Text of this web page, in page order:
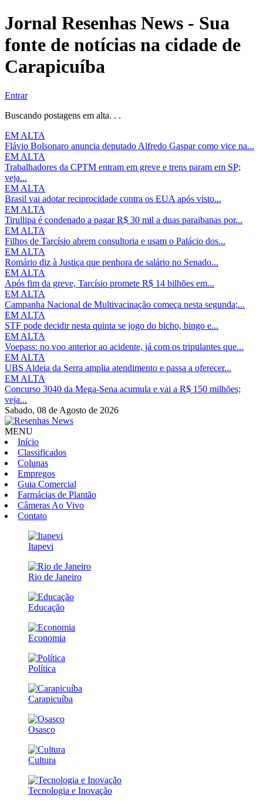
Jornal Resenhas News - Sua
fonte de notícias na cidade de
Carapicuíba
Entrar
Buscando postagens em alta. . .
EM ALTA
Flávio Bolsonaro anuncia deputado Alfredo Gaspar como vice na...
EM ALTA
Trabalhadores da CPTM entram em greve e trens param em SP;
veja...
EM ALTA
Brasil vai adotar reciprocidade contra os EUA após visto...
EM ALTA
Tirullipa é condenado a pagar R$ 30 mil a duas paraibanas por...
EM ALTA
Filhos de Tarcísio abrem consultoria e usam o Palácio dos...
EM ALTA
Romário diz à Justiça que penhora de salário no Senado...
EM ALTA
Após fim da greve, Tarcísio promete R$ 14 bilhões em...
EM ALTA
Campanha Nacional de Multivacinação começa nesta segunda;...
EM ALTA
STF pode decidir nesta quinta se jogo do bicho, bingo e...
EM ALTA
Voepass: no voo anterior ao acidente, já com os tripulantes que...
EM ALTA
UBS Aldeia da Serra amplia atendimento e passa a oferecer...
EM ALTA
Concurso 3040 da Mega-Sena acumula e vai a R$ 150 milhões;
veja...
Sabado, 08 de Agosto de 2026
MENU
Início
Classificados
Colunas
Empregos
Guia Comercial
Farmácias de Plantão
Câmeras Ao Vivo
Contato
Itapevi
Rio de Janeiro
Educação
Economia
Política
Carapicuíba
Osasco
Cultura
Tecnologia e Inovação